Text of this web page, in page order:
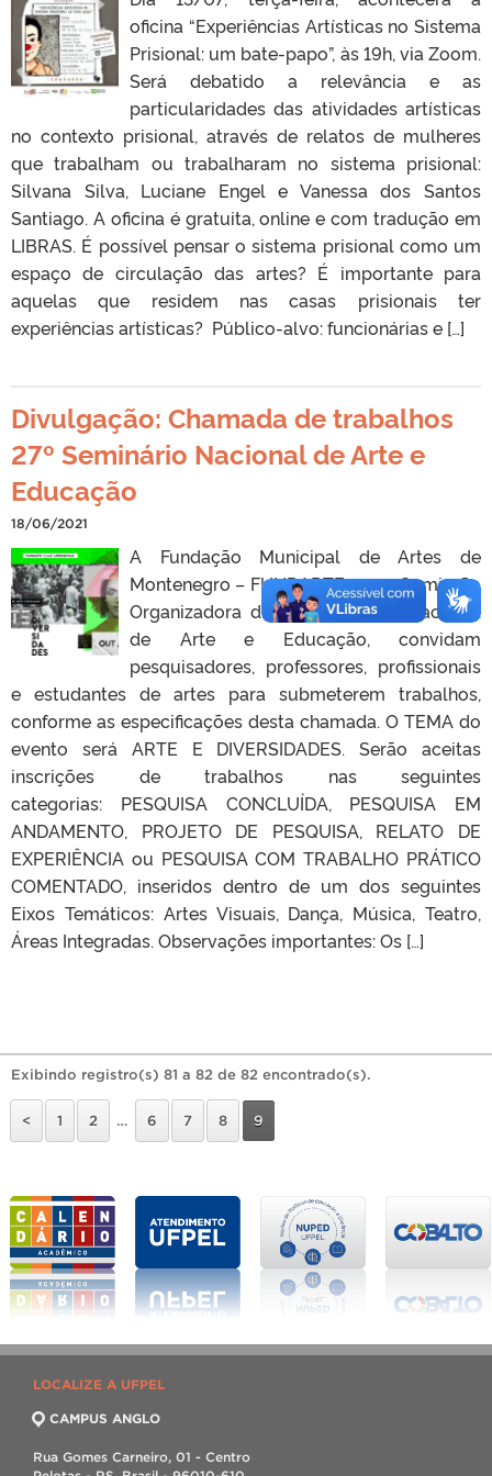
oficina “Experiências Artísticas no Sistema
Prisional: um bate-papo”, às 19h, via Zoom.
Será debatido a relevância e as
particularidades das atividades artísticas
no contexto prisional, através de relatos de mulheres
que trabalham ou trabalharam no sistema prisional:
Silvana Silva, Luciane Engel e Vanessa dos Santos
Santiago. A oficina é gratuita, online e com tradução em
LIBRAS. É possível pensar o sistema prisional como um
espaço de circulação das artes? É importante para
aquelas que residem nas casas prisionais ter
experiências artísticas? Público-alvo: funcionárias e […]
Divulgação: Chamada de trabalhos
27º Seminário Nacional de Arte e
Educação
18/06/2021
A Fundação Municipal de Artes de
Montenegro – FUNDARTE – e a Comissão
Organizadora do 27º Seminário Nacional
de Arte e Educação, convidam
pesquisadores, professores, profissionais
e estudantes de artes para submeterem trabalhos,
conforme as especificações desta chamada. O TEMA do
evento será ARTE E DIVERSIDADES. Serão aceitas
inscrições de trabalhos nas seguintes
categorias: PESQUISA CONCLUÍDA, PESQUISA EM
ANDAMENTO, PROJETO DE PESQUISA, RELATO DE
EXPERIÊNCIA ou PESQUISA COM TRABALHO PRÁTICO
COMENTADO, inseridos dentro de um dos seguintes
Eixos Temáticos: Artes Visuais, Dança, Música, Teatro,
Áreas Integradas. Observações importantes: Os […]
Exibindo registro(s) 81 a 82 de 82 encontrado(s).
< 1 2 … 6 7 8 9
LOCALIZE A UFPEL
CAMPUS ANGLO
Rua Gomes Carneiro, 01 - Centro